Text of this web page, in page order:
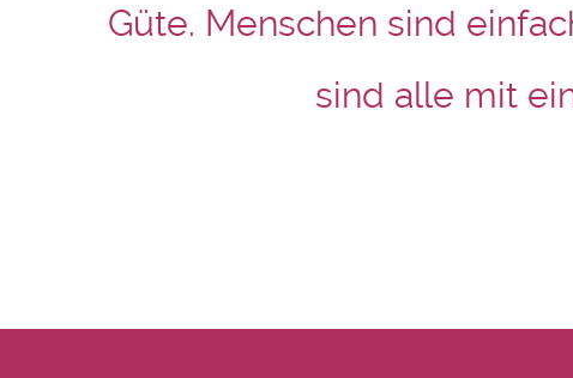
Güte. Menschen sind
sind alle mit